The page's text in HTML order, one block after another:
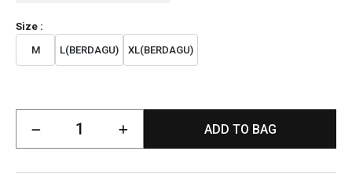
Size :
M
L(BERDAGU) XL(BERDAGU)
ADD TO BAG